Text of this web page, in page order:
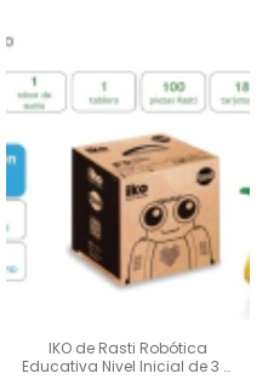
IKO de Rasti Robótica
Educativa Nivel Inicial de 3 a